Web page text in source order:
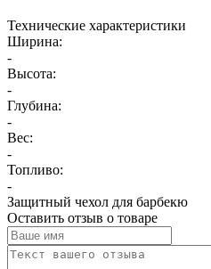
Технические характеристики
Ширина:
-
Высота:
-
Глубина:
-
Вес:
-
Топливо:
-
Защитный чехол для барбекю
Оставить отзыв о товаре